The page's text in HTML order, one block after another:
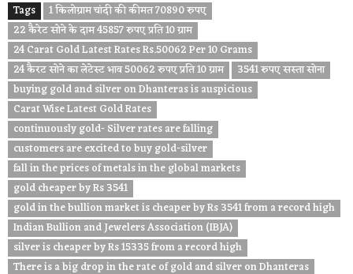
Tags
1 किलोग्राम चांदी की कीमत 70890 रुपए
22 कैरेट सोने के दाम 45857 रुपए प्रति 10 ग्राम
24 Carat Gold Latest Rates Rs.50062 Per 10 Grams
24 कैरट सोने का लेटेस्ट भाव 50062 रुपए प्रति 10 ग्राम
3541 रुपए सस्ता सोना
buying gold and silver on Dhanteras is auspicious
Carat Wise Latest Gold Rates
continuously gold- Silver rates are falling
customers are excited to buy gold-silver
fall in the prices of metals in the global markets
gold cheaper by Rs 3541
gold in the bullion market is cheaper by Rs 3541 from a record high
Indian Bullion and Jewelers Association (IBJA)
silver is cheaper by Rs 15335 from a record high
There is a big drop in the rate of gold and silver on Dhanteras